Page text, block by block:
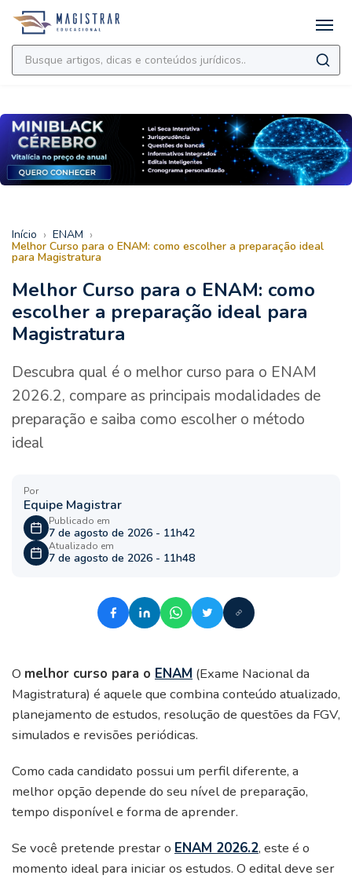
Início › ENAM ›
Melhor Curso para o ENAM: como escolher a preparação ideal
para Magistratura
Melhor Curso para o ENAM: como
escolher a preparação ideal para
Magistratura
Descubra qual é o melhor curso para o ENAM
2026.2, compare as principais modalidades de
preparação e saiba como escolher o método
ideal
Por
Equipe Magistrar
Publicado em
7 de agosto de 2026 - 11h42
Atualizado em
7 de agosto de 2026 - 11h48
O melhor curso para o ENAM (Exame Nacional da
Magistratura) é aquele que combina conteúdo atualizado,
planejamento de estudos, resolução de questões da FGV,
simulados e revisões periódicas.
Como cada candidato possui um perfil diferente, a
melhor opção depende do seu nível de preparação,
tempo disponível e forma de aprender.
Se você pretende prestar o ENAM 2026.2, este é o
momento ideal para iniciar os estudos. O edital deve ser